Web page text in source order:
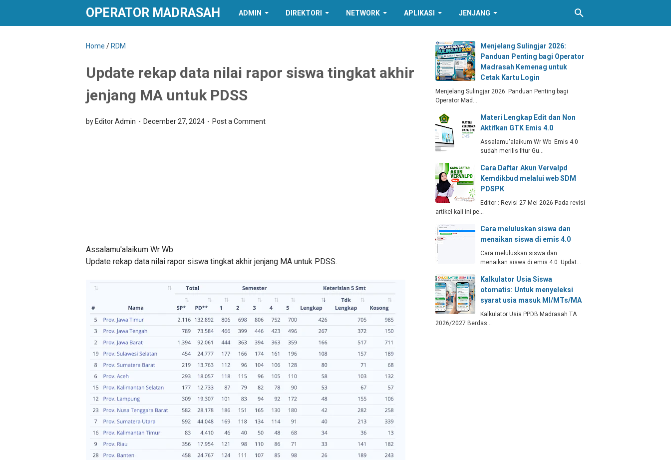
OPERATOR MADRASAH ADMIN DIREKTORI NETWORK APLIKASI JENJANG
Home / RDM
Update rekap data nilai rapor siswa tingkat akhir
jenjang MA untuk PDSS
by Editor Admin December 27, 2024 Post a Comment
Assalamu'alaikum Wr Wb
Update rekap data nilai rapor siswa tingkat akhir jenjang MA untuk PDSS.
Menjelang Sulingjar 2026:
Panduan Penting bagi Operator
Madrasah Kemenag untuk
Cetak Kartu Login
Menjelang Sulingjar 2026: Panduan Penting bagi
Operator Mad…
Materi Lengkap Edit dan Non
Aktifkan GTK Emis 4.0
Assalamu'alaikum Wr Wb Emis 4.0
sudah merilis fitur Gu…
Cara Daftar Akun Vervalpd
Kemdikbud melalui web SDM
PDSPK
Editor : Revisi 27 Mei 2026 Pada revisi
artikel kali ini pe…
Cara meluluskan siswa dan
menaikan siswa di emis 4.0
Cara meluluskan siswa dan
menaikan siswa di emis 4.0 Updat…
Kalkulator Usia Siswa
otomatis: Untuk menyeleksi
syarat usia masuk MI/MTs/MA
Kalkulator Usia PPDB Madrasah TA
2026/2027 Berdas…